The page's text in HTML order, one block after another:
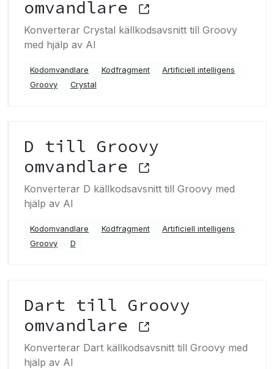
omvandlare
Konverterar Crystal källkodsavsnitt till Groovy
med hjälp av AI
Kodomvandlare Kodfragment
Artificiell intelligens
Groovy
Crystal
D till Groovy
omvandlare
Konverterar D källkodsavsnitt till Groovy med
hjälp av AI
Kodomvandlare Kodfragment
Artificiell intelligens
Groovy
D
Dart till Groovy
omvandlare
Konverterar Dart källkodsavsnitt till Groovy med
hjälp av AI